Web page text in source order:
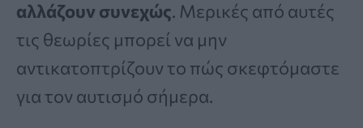
αλλάζουν συνεχώς. Μερικές από αυτές
τις θεωρίες μπορεί να μην
αντικατοπτρίζουν το πώς σκεφτόμαστε
για τον αυτισμό σήμερα.